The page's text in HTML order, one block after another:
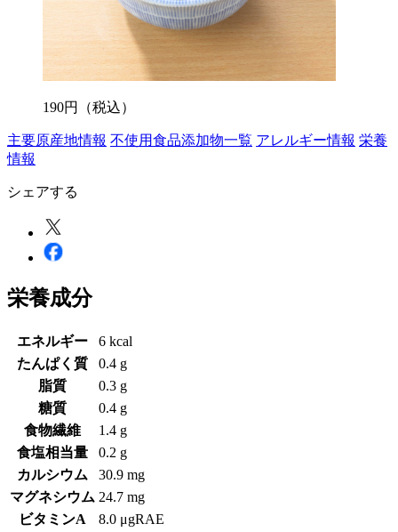
190円 （税込）
主要原産地情報 不使用食品添加物一覧 アレルギー情報 栄養
情報
シェアする
栄養成分
エネルギー
6 kcal
たんぱく質
0.4 g
脂質
0.3 g
糖質
0.4 g
食物繊維
1.4 g
食塩相当量
0.2 g
カルシウム
30.9 mg
マグネシウム 24.7 mg
ビタミンA
8.0 μgRAE